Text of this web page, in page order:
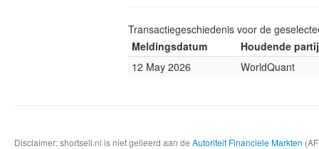
Transactiegeschiedenis voor de
Meldingsdatum
Houdende partij
12 May 2026
WorldQuant
Disclaimer: shortsell.nl is niet gelieerd aan de Autoriteit Financiele Markten